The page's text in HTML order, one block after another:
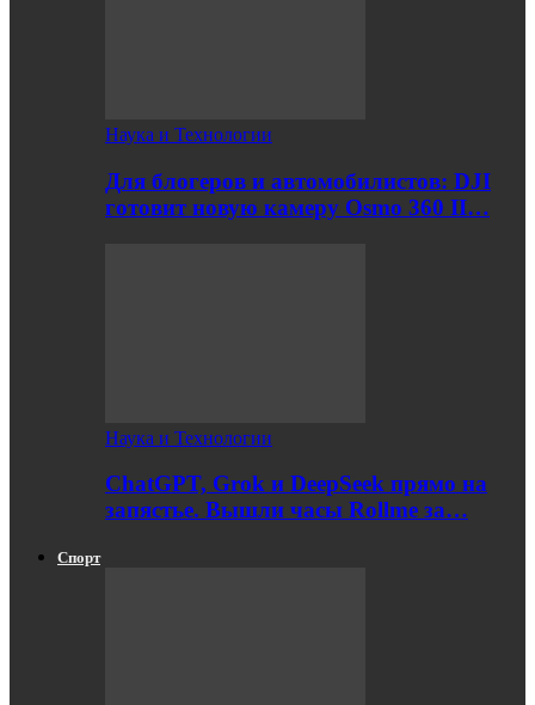
Наука и Технологии
Для блогеров и автомобилистов: DJI
готовит новую камеру Osmo 360 II…
Наука и Технологии
ChatGPT, Grok и DeepSeek прямо на
запястье. Вышли часы Rollme за…
Спорт